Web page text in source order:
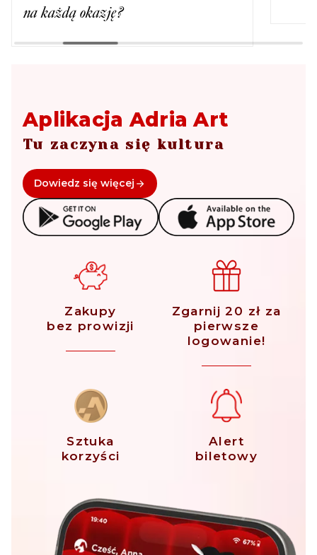
na każdą okazję?
Aplikacja Adria Art
Tu zaczyna się kultura
Dowiedz się więcej
Zakupy
bez prowizji
Zgarnij 20 zł za
pierwsze
logowanie!
Sztuka
korzyści
Alert
biletowy